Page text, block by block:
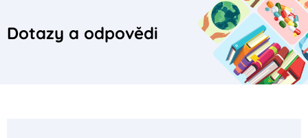
Dotazy a odpovědi